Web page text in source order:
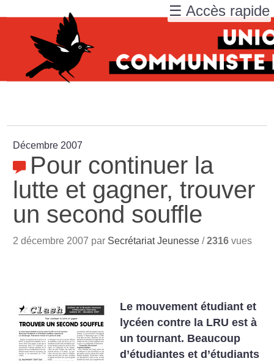
Décembre 2007
Pour continuer la
lutte et gagner, trouver
un second souffle
2 décembre 2007 par Secrétariat Jeunesse /2316 vues
Le mouvement étudiant et
lycéen contre la LRU est à
un tournant. Beaucoup
d’étudiantes et d’étudiants
☰ Accès rapide